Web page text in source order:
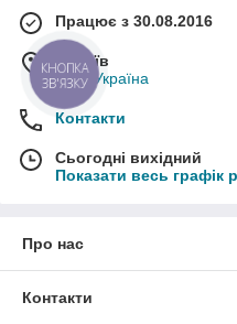
Працює з 30.08.2016
м. Київ
Київ, Україна
Контакти
Сьогодні вихідний
Показати весь графік
Про нас
Контакти
КНОПКА
ЗВ'ЯЗКУ